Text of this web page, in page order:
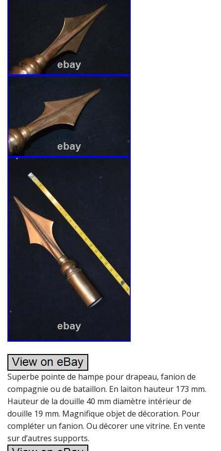
Superbe pointe de hampe pour drapeau, fanion de
compagnie ou de bataillon. En laiton hauteur 173 mm.
Hauteur de la douille 40 mm diamètre intérieur de
douille 19 mm. Magnifique objet de décoration. Pour
compléter un fanion. Ou décorer une vitrine. En vente
sur d’autres supports.